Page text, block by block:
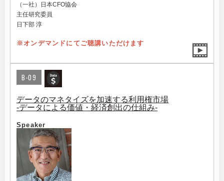
（一社）日本CFO協会
主任研究委員
日下部 淳
※オンデマンドにてご聴講いただけます
B-09
データのマネタイズを加速する利用権市場
-データによる価値・経済創出の仕組み-
Speaker